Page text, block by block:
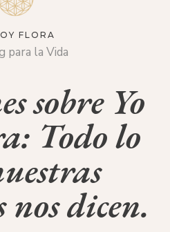
FLORA
para la Vida
sobre Yo
Todo lo
dicen.